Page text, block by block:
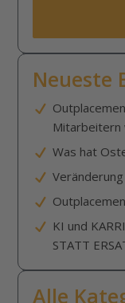
Neueste
Mitarbeitern
Was hat
KI und
STATT
Alle